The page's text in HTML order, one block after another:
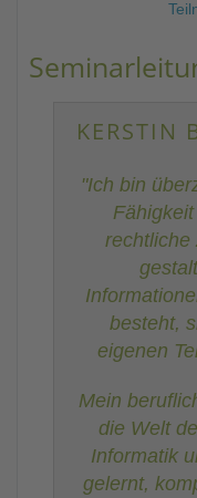
KERSTIN
"Ich bin
rechtliche
besteht,
eigenen
Mein
die Welt
Informatik
gelernt,